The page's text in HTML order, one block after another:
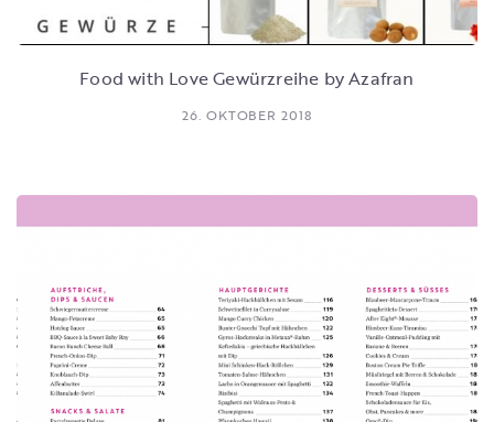
Food with Love Gewürzreihe by Azafran
26. OKTOBER 2018